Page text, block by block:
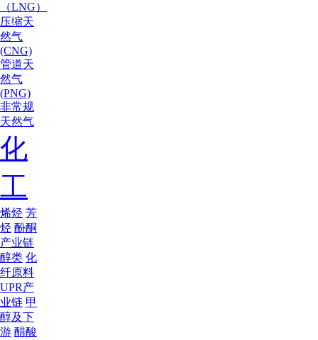
（LNG）
压缩天
然气
(CNG)
管道天
然气
(PNG)
非常规
天然气
化
工
烯烃 芳
烃 酚酮
产业链
醇类 化
纤原料
UPR产
业链 甲
醇及下
游 醋酸